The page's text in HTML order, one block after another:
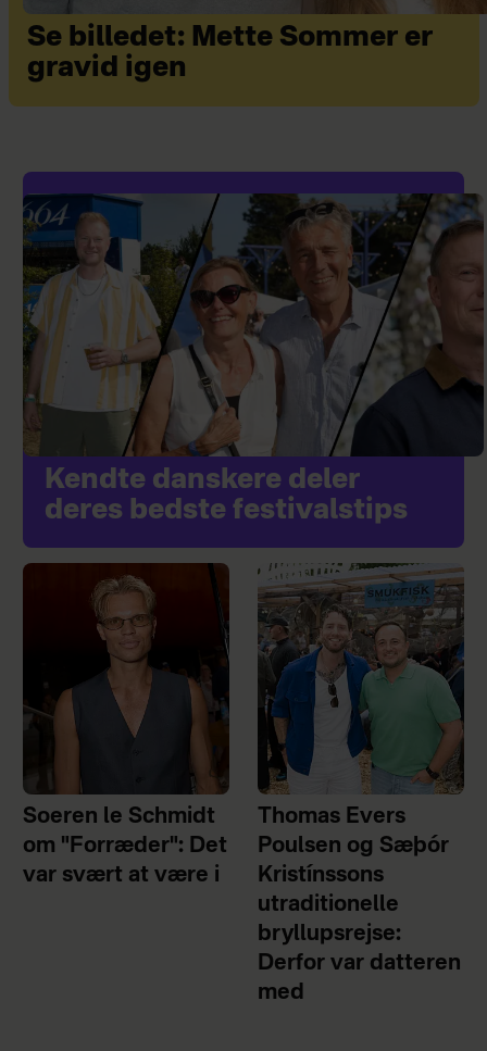
Se billedet: Mette Sommer er
gravid igen
Kendte danskere deler
deres bedste festivalstips
Soeren le Schmidt
om "Forræder": Det
var svært at være i
Thomas Evers
Poulsen og Sæþór
Kristínssons
utraditionelle
bryllupsrejse:
Derfor var datteren
med